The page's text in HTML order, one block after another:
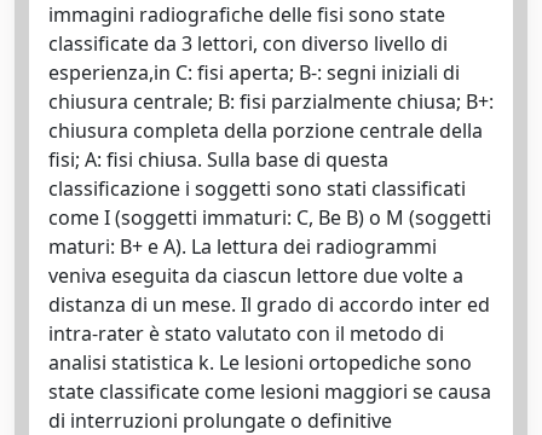
immagini radiografiche delle fisi sono state
classificate da 3 lettori, con diverso livello di
esperienza,in C: fisi aperta; B-: segni iniziali di
chiusura centrale; B: fisi parzialmente chiusa; B+:
chiusura completa della porzione centrale della
fisi; A: fisi chiusa. Sulla base di questa
classificazione i soggetti sono stati classificati
come I (soggetti immaturi: C, Be B) o M (soggetti
maturi: B+ e A). La lettura dei radiogrammi
veniva eseguita da ciascun lettore due volte a
distanza di un mese. Il grado di accordo inter ed
intra-rater è stato valutato con il metodo di
analisi statistica k. Le lesioni ortopediche sono
state classificate come lesioni maggiori se causa
di interruzioni prolungate o definitive